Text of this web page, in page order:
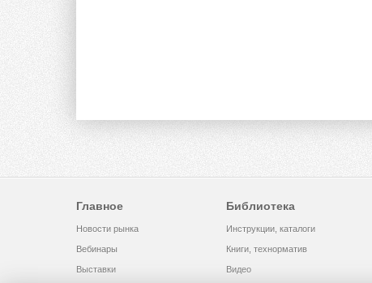
Главное
Новости рынка
Вебинары
Выставки
Библиотека
Инструкции, каталоги
Книги, технорматив
Видео